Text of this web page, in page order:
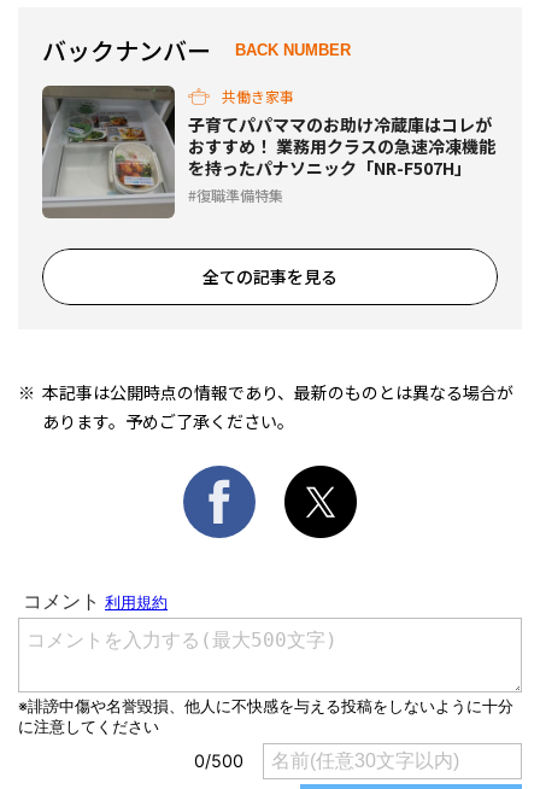
バックナンバー BACK NUMBER
共働き家事
子育てパパママのお助け冷蔵庫はコレが
おすすめ！ 業務用クラスの急速冷凍機能
を持ったパナソニック「NR-F507H」
復職準備特集
全ての記事を見る
本記事は公開時点の情報であり、最新のものとは異なる場合が
あります。予めご了承ください。